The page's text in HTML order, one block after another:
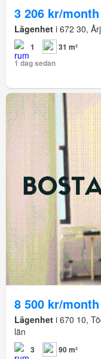
3 206 kr/month
Lägenhet i 672 30,
1
31 m²
1 dag sedan
8 500 kr/month
Lägenhet i 670 10,
län
3
90 m²